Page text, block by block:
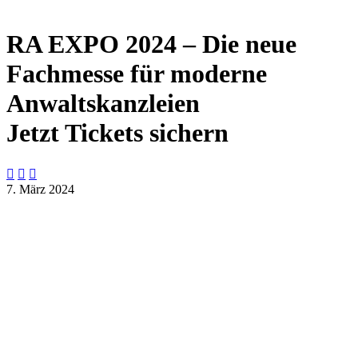
RA EXPO 2024 – Die neue
Fachmesse für moderne
Anwaltskanzleien
Jetzt Tickets sichern
  
7. März 2024